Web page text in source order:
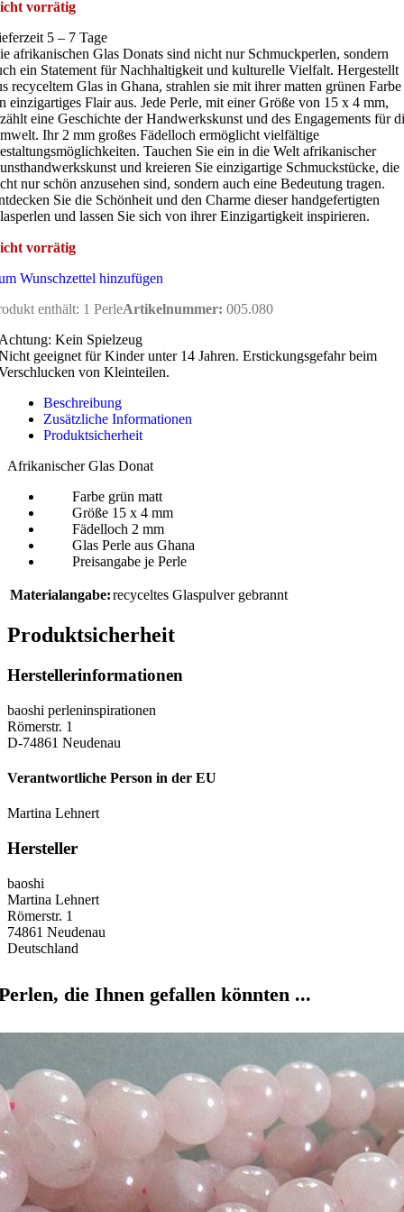
vorrätig
5 – 7 Tage
afrikanischen Glas Donats sind nicht nur Schmuckperlen, sondern
ein Statement für Nachhaltigkeit und kulturelle Vielfalt. Hergestellt
recyceltem Glas in Ghana, strahlen sie mit ihrer matten grünen Farbe
einzigartiges Flair aus. Jede Perle, mit einer Größe von 15 x 4 mm,
eine Geschichte der Handwerkskunst und des Engagements für
Ihr 2 mm großes Fädelloch ermöglicht vielfältige
Tauchen Sie ein in die Welt afrikanischer
und kreieren Sie einzigartige Schmuckstücke, die
nur schön anzusehen sind, sondern auch eine Bedeutung tragen.
Sie die Schönheit und den Charme dieser handgefertigten
und lassen Sie sich von ihrer Einzigartigkeit inspirieren.
vorrätig
Wunschzettel hinzufügen
enthält: 1 PerleArtikelnummer: 005.080
Kein Spielzeug
geeignet für Kinder unter 14 Jahren. Erstickungsgefahr beim
von Kleinteilen.
Beschreibung
Zusätzliche Informationen
Produktsicherheit
Afrikanischer Glas Donat
Farbe grün matt
Größe 15 x 4 mm
Fädelloch 2 mm
Glas Perle aus Ghana
Preisangabe je Perle
Materialangabe:recyceltes Glaspulver gebrannt
Produktsicherheit
Herstellerinformationen
baoshi perleninspirationen
Römerstr. 1
D-74861 Neudenau
Verantwortliche Person in der EU
Martina Lehnert
Hersteller
baoshi
Martina Lehnert
Römerstr. 1
74861 Neudenau
Deutschland
die Ihnen gefallen könnten ...